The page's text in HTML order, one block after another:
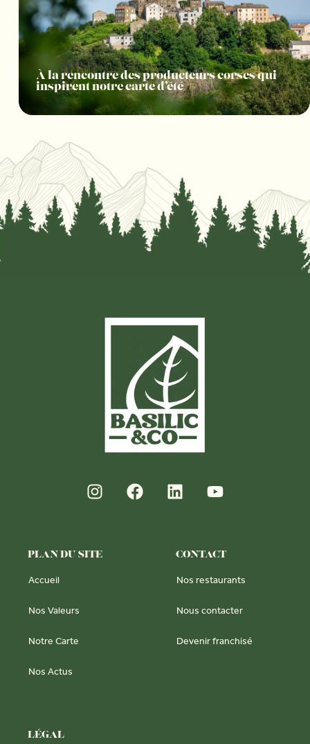
À la rencontre des producteurs corses qui
inspirent notre carte d’été
PLAN DU SITE
Accueil
Nos Valeurs
Notre Carte
Nos Actus
CONTACT
Nos restaurants
Nous contacter
Devenir franchisé
LÉGAL